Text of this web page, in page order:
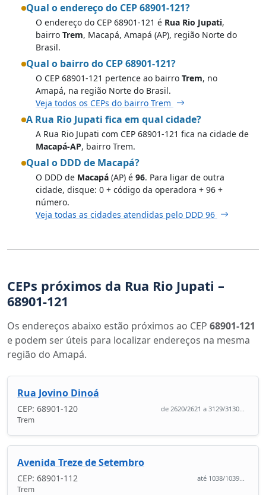
Qual o endereço do CEP 68901-121?
O endereço do CEP 68901-121 é Rua Rio Jupati,
bairro Trem, Macapá, Amapá (AP), região Norte do
Brasil.
Qual o bairro do CEP 68901-121?
O CEP 68901-121 pertence ao bairro Trem, no
Amapá, na região Norte do Brasil.
Veja todos os CEPs do bairro Trem
A Rua Rio Jupati fica em qual cidade?
A Rua Rio Jupati com CEP 68901-121 fica na cidade de
Macapá-AP, bairro Trem.
Qual o DDD de Macapá?
O DDD de Macapá (AP) é 96. Para ligar de outra
cidade, disque: 0 + código da operadora + 96 +
número.
Veja todas as cidades atendidas pelo DDD 96
CEPs próximos da Rua Rio Jupati –
68901-121
Os endereços abaixo estão próximos ao CEP 68901-121
e podem ser úteis para localizar endereços na mesma
região do Amapá.
Rua Jovino Dinoá
CEP: 68901-120 de 2620/2621 a 3129/3130...
Trem
Avenida Treze de Setembro
CEP: 68901-112 até 1038/1039...
Trem